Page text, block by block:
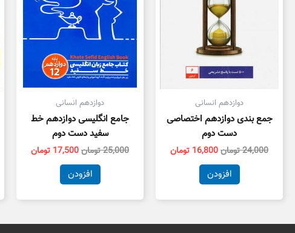
دوازدهم انسانی
جمع بندی دوازدهم اختصاصی
دست دوم
24,000تومان16,800 تومان
افزودن
دوازدهم انسانی
جامع انگلیسی دوازدهم خط
سفید دست دوم
25,000تومان17,500 تومان
افزودن